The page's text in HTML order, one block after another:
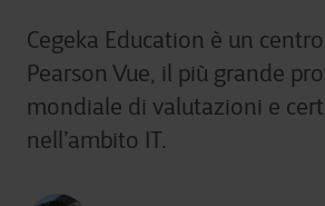
Cegeka Education è un
Pearson Vue, il più grande
mondiale di valutazioni e
nell’ambito IT.